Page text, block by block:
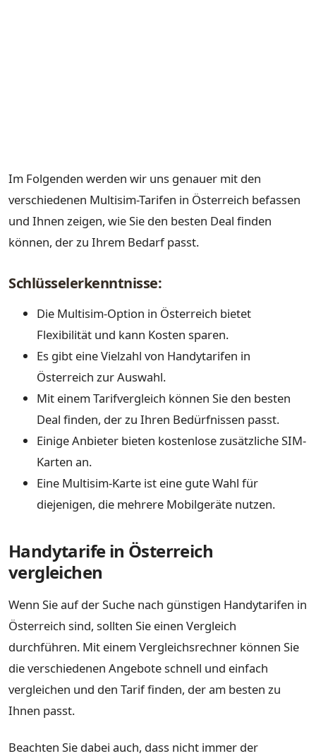
Im Folgenden werden wir uns genauer mit den
verschiedenen Multisim-Tarifen in Österreich befassen
und Ihnen zeigen, wie Sie den besten Deal finden
können, der zu Ihrem Bedarf passt.
Schlüsselerkenntnisse:
Die Multisim-Option in Österreich bietet
Flexibilität und kann Kosten sparen.
Es gibt eine Vielzahl von Handytarifen in
Österreich zur Auswahl.
Mit einem Tarifvergleich können Sie den besten
Deal finden, der zu Ihren Bedürfnissen passt.
Einige Anbieter bieten kostenlose zusätzliche SIM-
Karten an.
Eine Multisim-Karte ist eine gute Wahl für
diejenigen, die mehrere Mobilgeräte nutzen.
Handytarife in Österreich
vergleichen
Wenn Sie auf der Suche nach günstigen Handytarifen in
Österreich sind, sollten Sie einen Vergleich
durchführen. Mit einem Vergleichsrechner können Sie
die verschiedenen Angebote schnell und einfach
vergleichen und den Tarif finden, der am besten zu
Ihnen passt.
Beachten Sie dabei auch, dass nicht immer der